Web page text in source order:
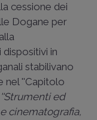
cessione dei
Dogane per
dispositivi in
stabilivano
nel ''Capitolo
''Strumenti ed
cinematografia,